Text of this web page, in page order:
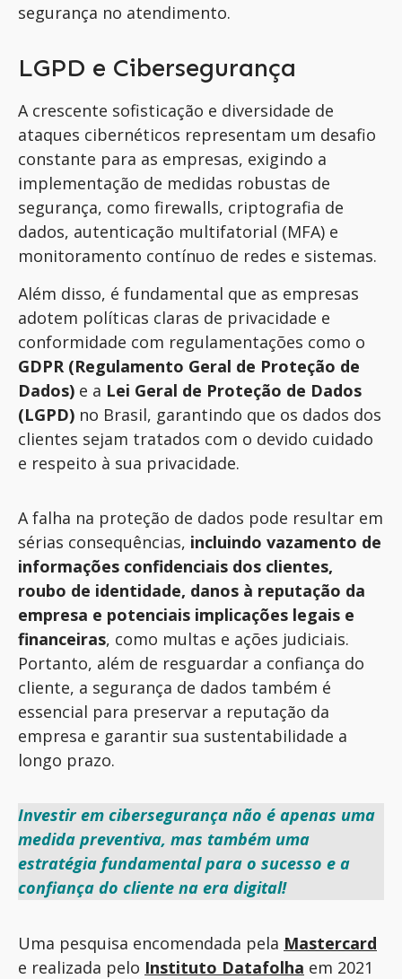
segurança no atendimento.
LGPD e Cibersegurança
A crescente sofisticação e diversidade de
ataques cibernéticos representam um desafio
constante para as empresas, exigindo a
implementação de medidas robustas de
segurança, como firewalls, criptografia de
dados, autenticação multifatorial (MFA) e
monitoramento contínuo de redes e sistemas.
Além disso, é fundamental que as empresas
adotem políticas claras de privacidade e
conformidade com regulamentações como o
GDPR (Regulamento Geral de Proteção de
Dados) e a Lei Geral de Proteção de Dados
(LGPD) no Brasil, garantindo que os dados dos
clientes sejam tratados com o devido cuidado
e respeito à sua privacidade.
A falha na proteção de dados pode resultar em
sérias consequências, incluindo vazamento de
informações confidenciais dos clientes,
roubo de identidade, danos à reputação da
empresa e potenciais implicações legais e
financeiras, como multas e ações judiciais.
Portanto, além de resguardar a confiança do
cliente, a segurança de dados também é
essencial para preservar a reputação da
empresa e garantir sua sustentabilidade a
longo prazo.
Investir em cibersegurança não é apenas uma
medida preventiva, mas também uma
estratégia fundamental para o sucesso e a
confiança do cliente na era digital!
Uma pesquisa encomendada pela Mastercard
e realizada pelo Instituto Datafolha em 2021